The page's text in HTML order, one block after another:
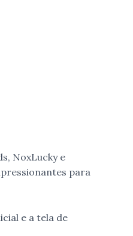
NoxLucky e
para
e a tela de